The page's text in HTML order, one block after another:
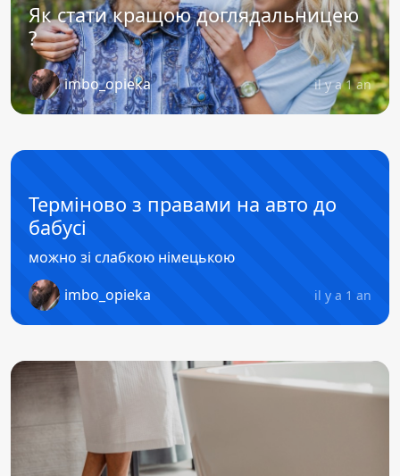
Як стати кращою доглядальницею
?
imbo_opieka il y a 1 an
Терміново з правами на авто до
бабусі
можно зі слабкою німецькою
imbo_opieka
il y a 1 an